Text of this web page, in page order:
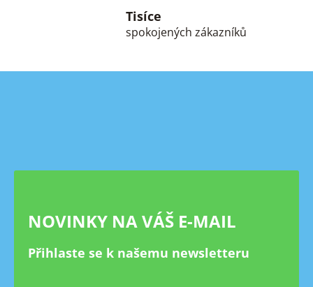
Tisíce
spokojených zákazníků
Z
NOVINKY NA VÁŠ E-MAIL
Přihlaste se k našemu newsletteru